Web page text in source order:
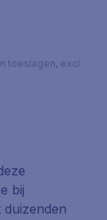
toeslagen, excl.
bij
duizenden